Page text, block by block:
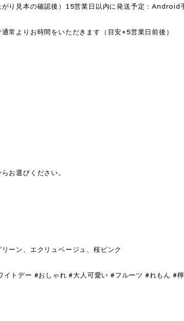
り見本の確認後）15営業日以内に発送予定：Android
常よりお時間をいただきます（目安+5営業日前後）
お選びください。
ーン、エクリュベージュ、桜ピンク
トデー #おしゃれ #大人可愛い #フルーツ #れもん #